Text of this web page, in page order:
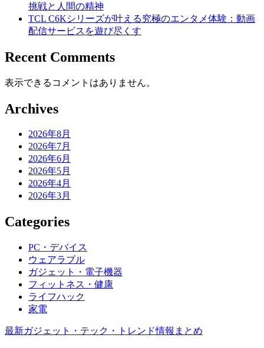
挑戦と人間の精神
TCL C6Kシリーズが叶える究極のエンタメ体験：動画
配信サービスを遊び尽くす
Recent Comments
表示できるコメントはありません。
Archives
2026年8月
2026年7月
2026年6月
2026年5月
2026年4月
2026年3月
Categories
PC・デバイス
ウェアラブル
ガジェット・電子機器
フィットネス・健康
ライフハック
家電
最新ガジェット・テック・トレンド情報まとめ